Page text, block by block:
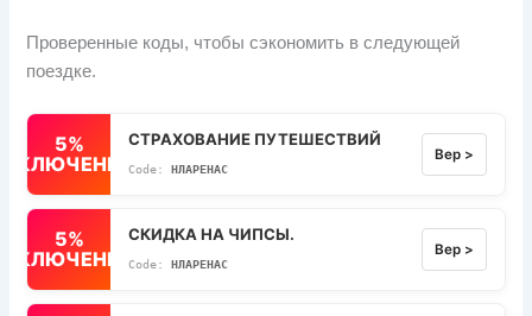
Проверенные коды, чтобы сэкономить в следующей
поездке.
5%
СТРАХОВАНИЕ ПУТЕШЕСТВИЙ
НЛАРЕНАС
Вер >
5%
СКИДКА НА ЧИПСЫ.
НЛАРЕНАС
Вер >